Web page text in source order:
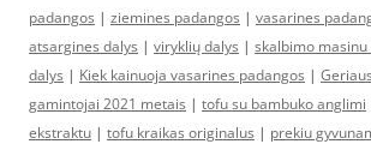
padangos | ziemines padangos | vasarines
atsargines dalys | viryklių dalys | skalbimo masinu
dalys | Kiek kainuoja vasarines padangos |
gamintojai 2021 metais | tofu su bambuko anglimi
ekstraktu | tofu kraikas originalus | prekiu